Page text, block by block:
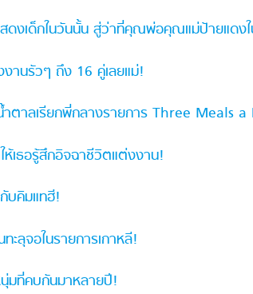
สดงเด็กในวันนั้น สู่ว่าที่คุณพ่อคุณแม่ป้ายแดง
านรัวๆ ถึง 16 คู่เลยแม่!
ตาลเรียกพี่กลางรายการ Three Meals
เธอรู้สึกอิจฉาชีวิตแต่งงาน!
บคิมแทฮี!
ะลุจอในรายการเกาหลี!
มที่คบกันมาหลายปี!